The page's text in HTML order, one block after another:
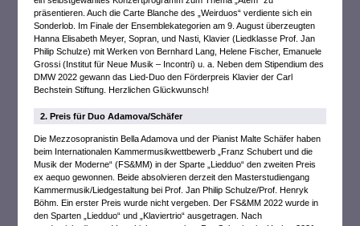
präsentieren. Auch die Carte Blanche des „Weirduos“ verdiente sich ein
Sonderlob. Im Finale der Ensemblekategorien am 9. August überzeugten
Hanna Elisabeth Meyer, Sopran, und Nasti, Klavier (Liedklasse Prof. Jan
Philip Schulze) mit Werken von Bernhard Lang, Helene Fischer, Emanuele
Grossi (Institut für Neue Musik – Incontri) u. a. Neben dem Stipendium des
DMW 2022 gewann das Lied-Duo den Förderpreis Klavier der Carl
Bechstein Stiftung. Herzlichen Glückwunsch!
2. Preis für Duo Adamova/Schäfer
Die Mezzosopranistin Bella Adamova und der Pianist Malte Schäfer haben
beim Internationalen Kammermusikwettbewerb „Franz Schubert und die
Musik der Moderne“ (FS&MM) in der Sparte „Liedduo“ den zweiten Preis
ex aequo gewonnen. Beide absolvieren derzeit den Masterstudiengang
Kammermusik/Liedgestaltung bei Prof. Jan Philip Schulze/Prof. Henryk
Böhm. Ein erster Preis wurde nicht vergeben. Der FS&MM 2022 wurde in
den Sparten „Liedduo“ und „Klaviertrio“ ausgetragen. Nach